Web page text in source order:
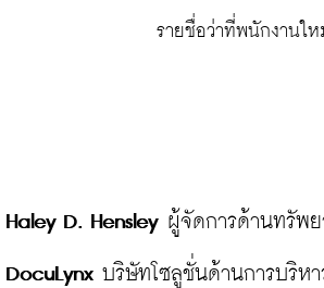
รายชื่อว่าที่พนักงานให
Haley D. Hensley
DocuLynx บริษัทโซลูชั่นด้านการบริห